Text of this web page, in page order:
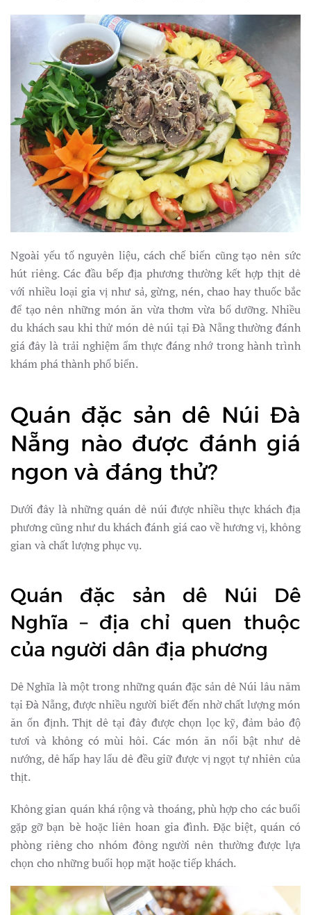
Ngoài yếu tố nguyên liệu, cách chế biến cũng tạo nên sức
hút riêng. Các đầu bếp địa phương thường kết hợp thịt dê
với nhiều loại gia vị như sả, gừng, nén, chao hay thuốc bắc
để tạo nên những món ăn vừa thơm vừa bổ dưỡng. Nhiều
du khách sau khi thử món dê núi tại Đà Nẵng thường đánh
giá đây là trải nghiệm ẩm thực đáng nhớ trong hành trình
khám phá thành phố biển.
Quán đặc sản dê Núi Đà
Nẵng nào được đánh giá
ngon và đáng thử?
Dưới đây là những quán dê núi được nhiều thực khách địa
phương cũng như du khách đánh giá cao về hương vị, không
gian và chất lượng phục vụ.
Quán đặc sản dê Núi Dê
Nghĩa – địa chỉ quen thuộc
của người dân địa phương
Dê Nghĩa là một trong những quán đặc sản dê Núi lâu năm
tại Đà Nẵng, được nhiều người biết đến nhờ chất lượng món
ăn ổn định. Thịt dê tại đây được chọn lọc kỹ, đảm bảo độ
tươi và không có mùi hôi. Các món ăn nổi bật như dê
nướng, dê hấp hay lẩu dê đều giữ được vị ngọt tự nhiên của
thịt.
Không gian quán khá rộng và thoáng, phù hợp cho các buổi
gặp gỡ bạn bè hoặc liên hoan gia đình. Đặc biệt, quán có
phòng riêng cho nhóm đông người nên thường được lựa
chọn cho những buổi họp mặt hoặc tiếp khách.